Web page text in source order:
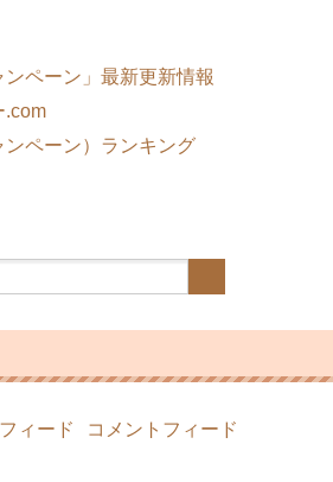
ンペーン」最新更新情報
.com
ンペーン）ランキング
ィード
コメントフィード